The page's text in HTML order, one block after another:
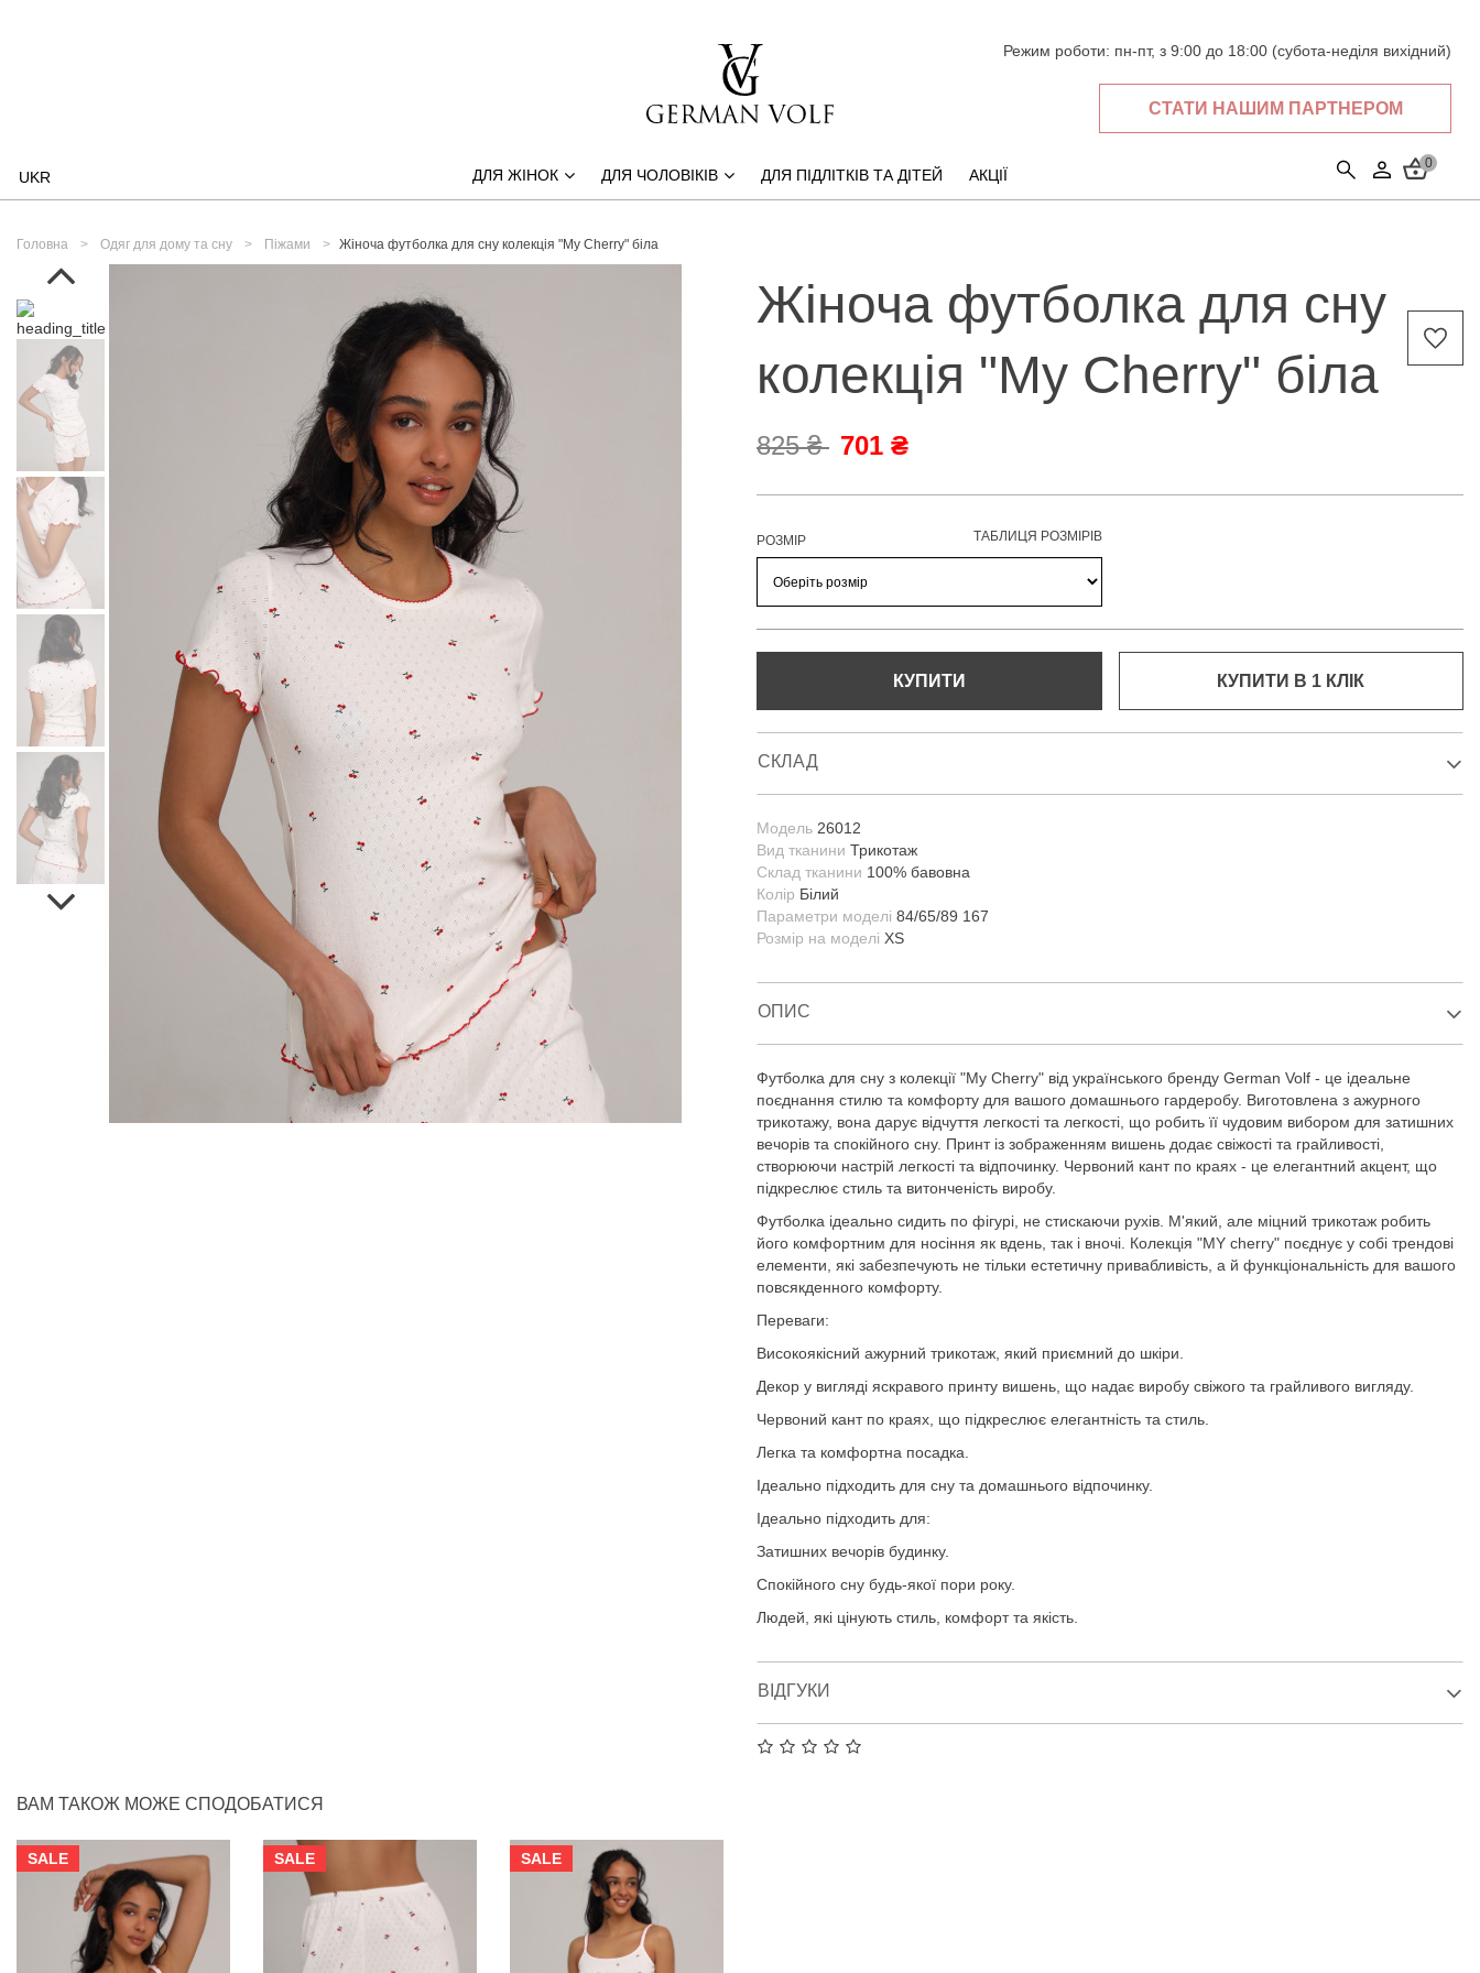
UKR
Режим роботи: пн-пт, з 9:00 до 18:00 (субота-неділя вихідний)
СТАТИ НАШИМ ПАРТНЕРОМ
0
ДЛЯ ЖІНОК ДЛЯ ЧОЛОВІКІВ ДЛЯ ПІДЛІТКІВ ТА ДІТЕЙ АКЦІЇ
Головна Одяг для дому та сну Піжами Жіноча футболка для сну колекція "My Cherry" біла
Жіноча футболка для сну
колекція "My Cherry" біла
825 ₴ 701 ₴
РОЗМІР ТАБЛИЦЯ РОЗМІРІВ
КУПИТИ КУПИТИ В 1 КЛIК
СКЛАД
Модель 26012
Вид тканини Трикотаж
Склад тканини 100% бавовна
Колір Білий
Параметри моделі 84/65/89 167
Розмір на моделі XS
ОПИС
Футболка для сну з колекції "My Cherry" від українського бренду German Volf - це ідеальне
поєднання стилю та комфорту для вашого домашнього гардеробу. Виготовлена з ажурного
трикотажу, вона дарує відчуття легкості та легкості, що робить її чудовим вибором для затишних
вечорів та спокійного сну. Принт із зображенням вишень додає свіжості та грайливості,
створюючи настрій легкості та відпочинку. Червоний кант по краях - це елегантний акцент, що
підкреслює стиль та витонченість виробу.
Футболка ідеально сидить по фігурі, не стискаючи рухів. М'який, але міцний трикотаж робить
його комфортним для носіння як вдень, так і вночі. Колекція "MY cherry" поєднує у собі трендові
елементи, які забезпечують не тільки естетичну привабливість, а й функціональність для вашого
повсякденного комфорту.
Переваги:
Високоякісний ажурний трикотаж, який приємний до шкіри.
Декор у вигляді яскравого принту вишень, що надає виробу свіжого та грайливого вигляду.
Червоний кант по краях, що підкреслює елегантність та стиль.
Легка та комфортна посадка.
Ідеально підходить для сну та домашнього відпочинку.
Ідеально підходить для:
Затишних вечорів будинку.
Спокійного сну будь-якої пори року.
Людей, які цінують стиль, комфорт та якість.
ВІДГУКИ
ВАМ ТАКОЖ МОЖЕ СПОДОБАТИСЯ
SALE SALE SALE